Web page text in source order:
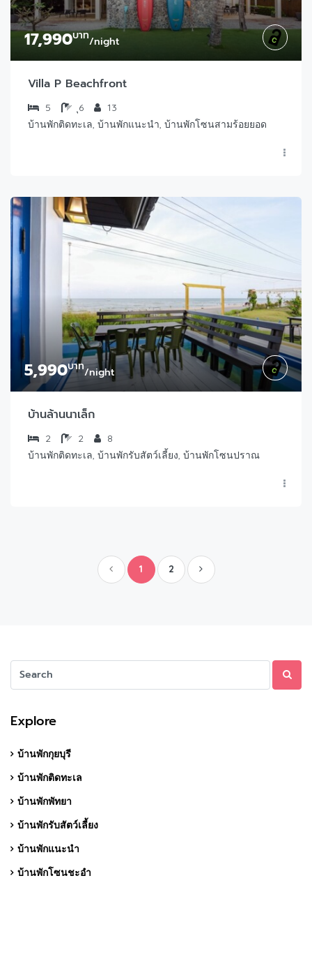
17,990บาท/night
Villa P Beachfront
5 ุ6
13
บ้านพักติดทะเล, บ้านพักแนะนำ, บ้านพักโซนสามร้อยยอด
5,990บาท/night
บ้านล้านนาเล็ก
2 2
8
บ้านพักติดทะเล, บ้านพักรับสัตว์เลี้ยง, บ้านพักโซนปราณ
1 2
Explore
บ้านพักกุยบุรี
บ้านพักติดทะเล
บ้านพักพัทยา
บ้านพักรับสัตว์เลี้ยง
บ้านพักแนะนำ
บ้านพักโซนชะอำ